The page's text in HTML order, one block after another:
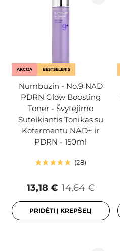
AKCIJA BESTSELERIS
Numbuzin - No.9 NAD
PDRN Glow Boosting
Toner - Švytėjimo
Suteikiantis Tonikas su
Kofermentu NAD+ ir
PDRN - 150ml
28
14,64 €
13,18 €
PRIDĖTI Į KREPŠELĮ